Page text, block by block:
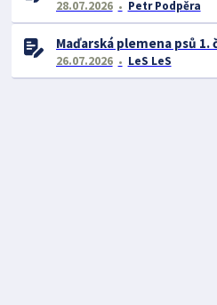
28.07.2026 Petr Podpěra
26.07.2026 LeS LeS